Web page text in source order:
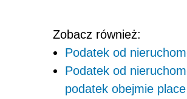
Zobacz również:
Podatek od
Podatek od
podatek obejmie